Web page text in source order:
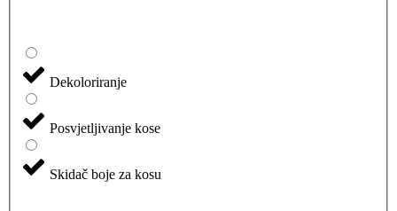
Dekoloriranje
Posvjetljivanje kose
Skidač boje za kosu